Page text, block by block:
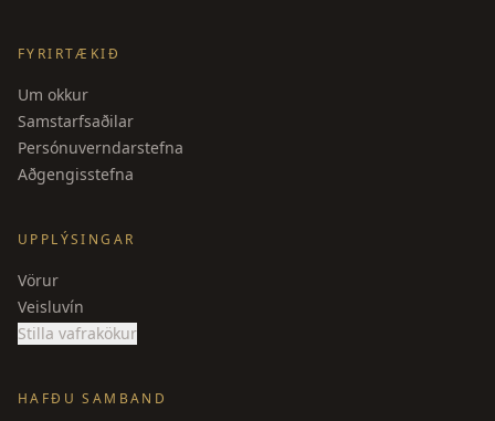
FYRIRTÆKIÐ
Um okkur
Samstarfsaðilar
Persónuverndarstefna
Aðgengisstefna
UPPLÝSINGAR
Vörur
Veisluvín
Stilla vafrakökur
HAFÐU SAMBAND